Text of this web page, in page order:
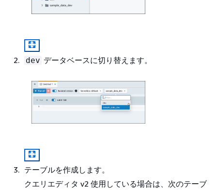
dev データベースに切り替えます。
テーブルを作成します。
クエリエディタ v2 使用している場合は、次のテーブ